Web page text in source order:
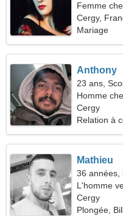
Femme
Cergy,
Mariage
Anthony
23 ans,
Homme
Cergy
Relation à
Mathieu
36 années,
L'homme
Cergy
Plongée,